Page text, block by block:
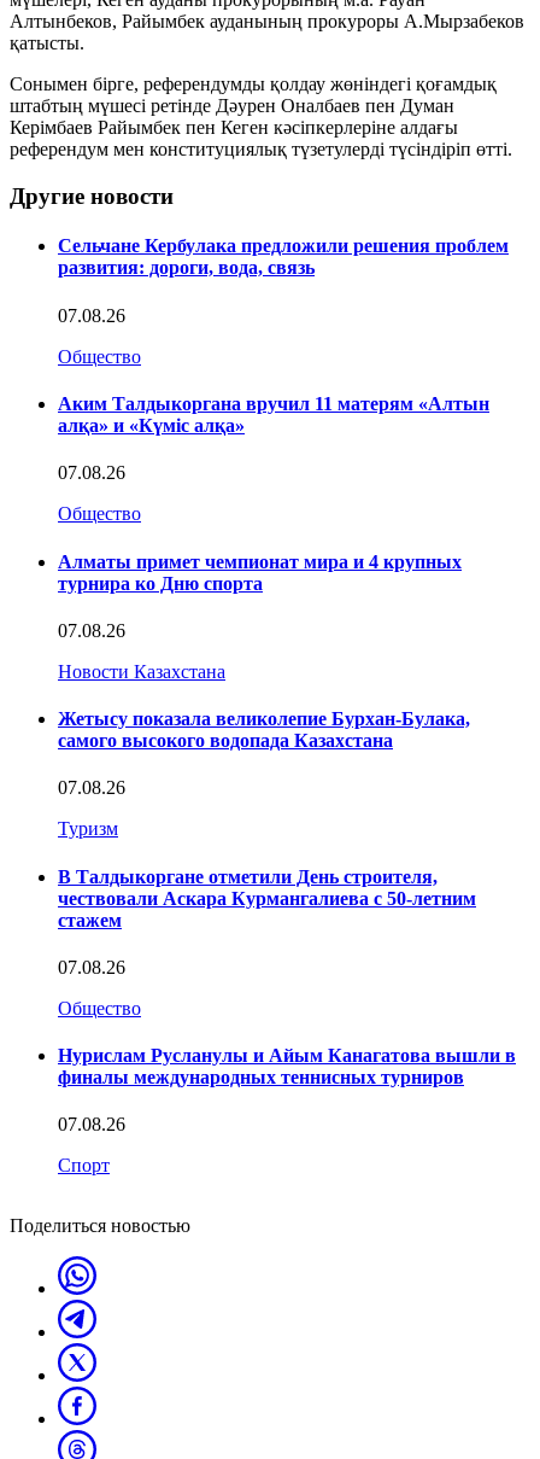
Алтынбеков, Райымбек ауданының прокуроры А.Мырзабеков
қатысты.
Сонымен бірге, референдумды қолдау жөніндегі қоғамдық
штабтың мүшесі ретінде Дәурен Оналбаев пен Думан
Керімбаев Райымбек пен Кеген кәсіпкерлеріне алдағы
референдум мен конституциялық түзетулерді түсіндіріп өтті.
Другие новости
Сельчане Кербулака предложили решения проблем
развития: дороги, вода, связь
07.08.26
Общество
Аким Талдыкоргана вручил 11 матерям «Алтын
алқа» и «Күміс алқа»
07.08.26
Общество
Алматы примет чемпионат мира и 4 крупных
турнира ко Дню спорта
07.08.26
Новости Казахстана
Жетысу показала великолепие Бурхан-Булака,
самого высокого водопада Казахстана
07.08.26
Туризм
В Талдыкоргане отметили День строителя,
чествовали Аскара Курмангалиева с 50-летним
стажем
07.08.26
Общество
Нурислам Русланулы и Айым Канагатова вышли в
финалы международных теннисных турниров
07.08.26
Спорт
Поделиться новостью